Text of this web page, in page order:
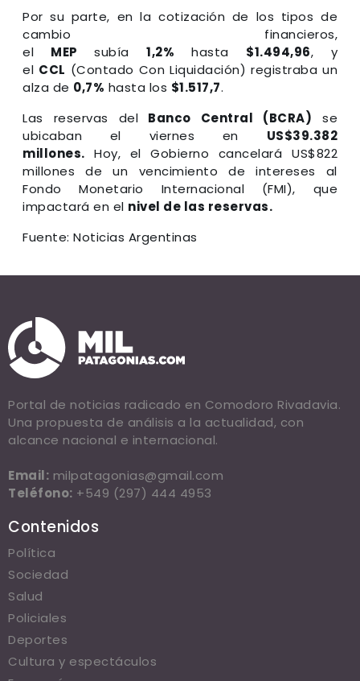
Por su parte, en la cotización de los tipos de
cambio financieros,
el MEPsubía1,2% hasta $1.494,96, y
el CCL (Contado Con Liquidación) registraba un
alza de 0,7% hasta los $1.517,7.
Las reservas del Banco Central (BCRA) se
ubicaban el viernes en US$39.382
millones. Hoy, el Gobierno cancelará US$822
millones de un vencimiento de intereses al
Fondo Monetario Internacional (FMI), que
impactará en el nivel de las reservas.
Fuente: Noticias Argentinas
Portal de noticias radicado en Comodoro Rivadavia.
Una propuesta de análisis a la actualidad, con
alcance nacional e internacional.
Email: milpatagonias@gmail.com
Teléfono: +549 (297) 444 4953
Contenidos
Política
Sociedad
Salud
Policiales
Deportes
Cultura y espectáculos